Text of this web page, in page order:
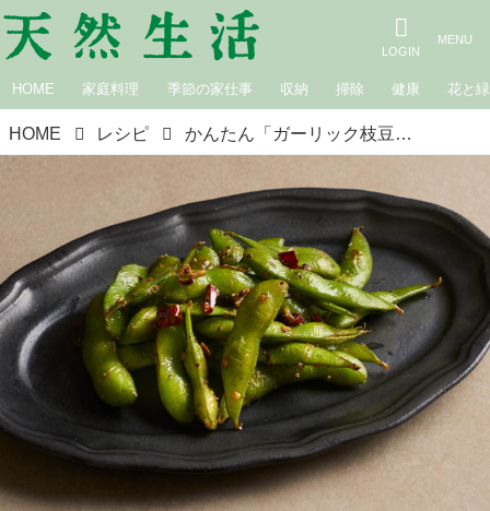
HOME 家庭料理 季節の家仕事 収納 掃除 健康 花と緑
HOME レシピ かんたん「ガーリック枝豆」のつくり方。ささっとつくれる“みんなやみつき”ビールのおとも／モデル・奈々未さん